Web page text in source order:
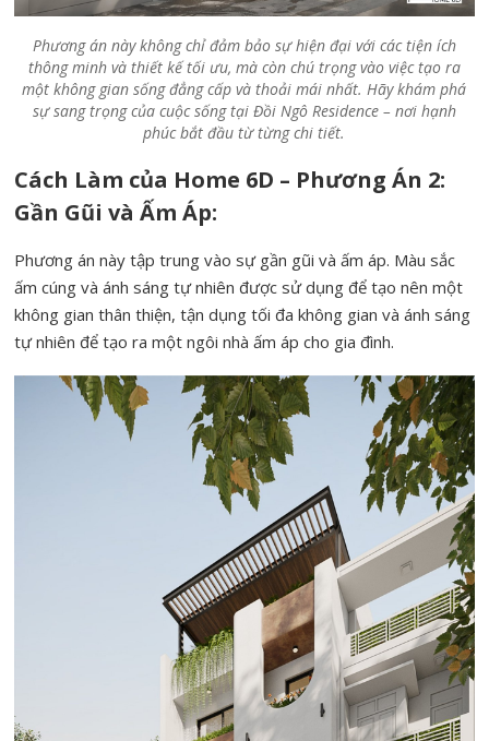
Phương án này không chỉ đảm bảo sự hiện đại với các tiện ích
thông minh và thiết kế tối ưu, mà còn chú trọng vào việc tạo ra
một không gian sống đẳng cấp và thoải mái nhất. Hãy khám phá
sự sang trọng của cuộc sống tại Đồi Ngô Residence – nơi hạnh
phúc bắt đầu từ từng chi tiết.
Cách Làm của Home 6D – Phương Án 2:
Gần Gũi và Ấm Áp:
Phương án này tập trung vào sự gần gũi và ấm áp. Màu sắc
ấm cúng và ánh sáng tự nhiên được sử dụng để tạo nên một
không gian thân thiện, tận dụng tối đa không gian và ánh sáng
tự nhiên để tạo ra một ngôi nhà ấm áp cho gia đình.